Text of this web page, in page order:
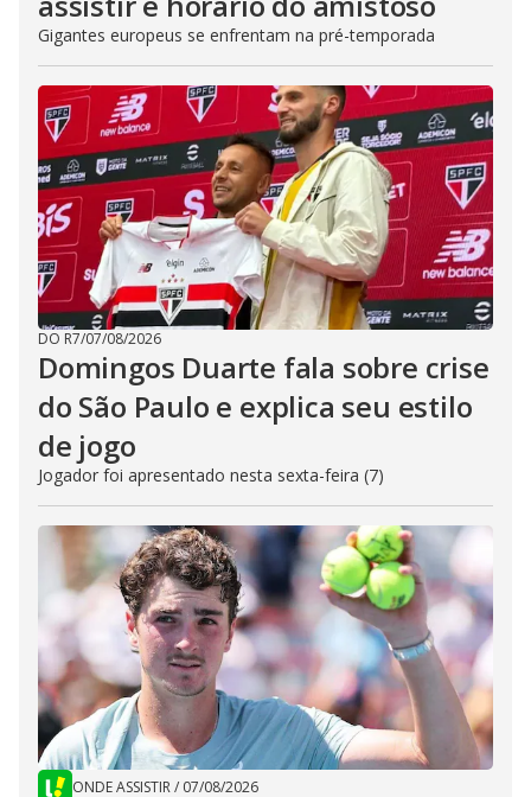
Gigantes europeus se enfrentam na pré-temporada
DO R7/07/08/2026
Domingos Duarte fala sobre crise
do São Paulo e explica seu estilo
de jogo
Jogador foi apresentado nesta sexta-feira (7)
ONDE ASSISTIR/ 07/08/2026